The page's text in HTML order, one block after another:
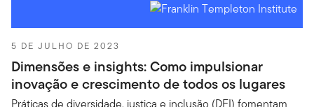
5 DE JULHO DE 2023
Dimensões e insights: Como impulsionar
inovação e crescimento de todos os lugares